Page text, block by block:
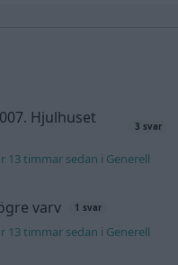
Hjulhuset
3 svar
13 timmar sedan i Generell
varv 1 svar
13 timmar sedan i Generell